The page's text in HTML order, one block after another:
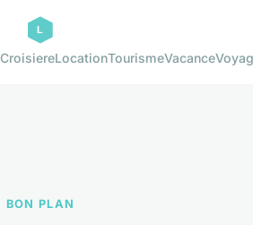
CroisiereLocationTourismeVacance
BON PLAN